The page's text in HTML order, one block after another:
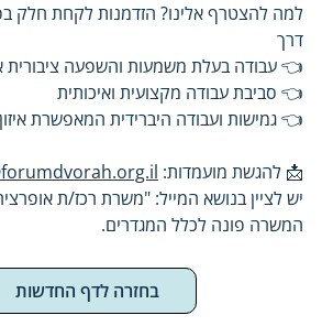
למה להצטרף אלינו? הזדמנות לקחת חלק
דרך
👈 עבודה בעלת משמעות והשפעה ציבורית
👈 סביבת עבודה מקצועית ואיכותית
👈 גמישות ועבודה היברידית המאפשרת
📩 להגשת מועמדות:
יש לציין בנושא המייל: "משרת רכז/ת
המשרה פונה לכלל המגדרים.
בחזרה לדף החדשות